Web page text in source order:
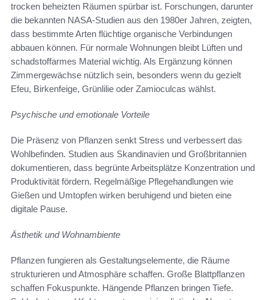
trocken beheizten Räumen spürbar ist. Forschungen, darunter
die bekannten NASA-Studien aus den 1980er Jahren, zeigten,
dass bestimmte Arten flüchtige organische Verbindungen
abbauen können. Für normale Wohnungen bleibt Lüften und
schadstoffarmes Material wichtig. Als Ergänzung können
Zimmergewächse nützlich sein, besonders wenn du gezielt
Efeu, Birkenfeige, Grünlilie oder Zamioculcas wählst.
Psychische und emotionale Vorteile
Die Präsenz von Pflanzen senkt Stress und verbessert das
Wohlbefinden. Studien aus Skandinavien und Großbritannien
dokumentieren, dass begrünte Arbeitsplätze Konzentration und
Produktivität fördern. Regelmäßige Pflegehandlungen wie
Gießen und Umtopfen wirken beruhigend und bieten eine
digitale Pause.
Ästhetik und Wohnambiente
Pflanzen fungieren als Gestaltungselemente, die Räume
strukturieren und Atmosphäre schaffen. Große Blattpflanzen
schaffen Fokuspunkte. Hängende Pflanzen bringen Tiefe.